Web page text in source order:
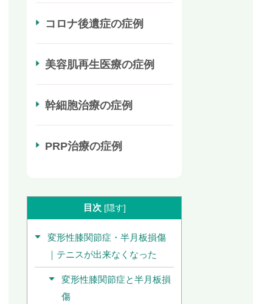
コロナ後遺症の症例
美容肌再生医療の症例
幹細胞治療の症例
PRP治療の症例
目次 [隠す]
変形性膝関節症・半月板損傷
｜テニスが出来なくなった
変形性膝関節症と半月板損
傷